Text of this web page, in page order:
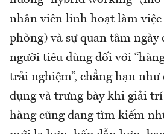
nhân viên linh hoạt làm việc
phòng) và sự quan tâm ngày
người tiêu dùng đối với
trải nghiệm”, chẳng hạn như
dụng và trưng bày khi giải
hàng cũng đang tìm kiếm